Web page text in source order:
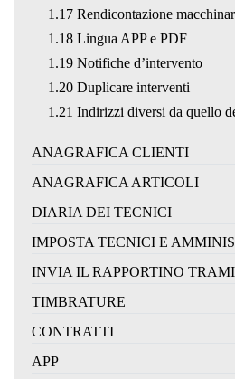
1.17 Rendicontazione
1.18 Lingua APP e PDF
1.19 Notifiche d’intervento
1.20 Duplicare interventi
1.21 Indirizzi diversi da quello
ANAGRAFICA CLIENTI
ANAGRAFICA ARTICOLI
DIARIA DEI TECNICI
IMPOSTA TECNICI E
INVIA IL RAPPORTINO
TIMBRATURE
CONTRATTI
APP